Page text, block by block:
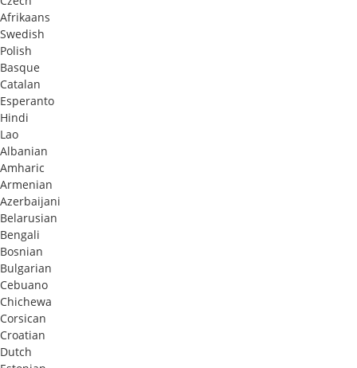
Afrikaans
Swedish
Polish
Basque
Catalan
Esperanto
Hindi
Lao
Albanian
Amharic
Armenian
Azerbaijani
Belarusian
Bengali
Bosnian
Bulgarian
Cebuano
Chichewa
Corsican
Croatian
Dutch